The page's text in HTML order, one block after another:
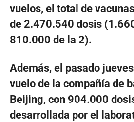
vuelos, el total de
de 2.470.540 dosis
810.000 de la 2).
Además, el pasado
vuelo de la compañía de
Beijing, con 904.000
desarrollada por el